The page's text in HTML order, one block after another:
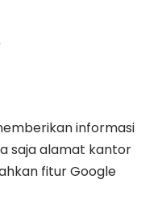
informasi
saja alamat kantor
fitur Google